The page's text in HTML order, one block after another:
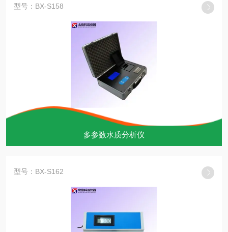
型号：BX-S158
多参数水质分析仪
型号：BX-S162